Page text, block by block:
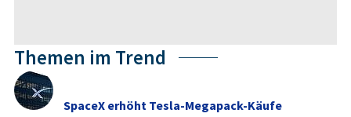
Themen im Trend
SpaceX erhöht Tesla-Megapack-Käufe